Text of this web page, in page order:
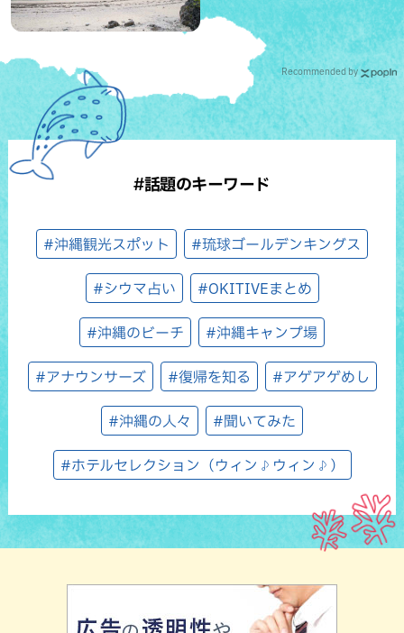
Recommended by
#話題のキーワード
#沖縄観光スポット #琉球ゴールデンキングス
#シウマ占い #OKITIVEまとめ
#沖縄のビーチ #沖縄キャンプ場
#アナウンサーズ #復帰を知る #アゲアゲめし
#沖縄の人々 #聞いてみた
#ホテルセレクション（ウィン♪ウィン♪）